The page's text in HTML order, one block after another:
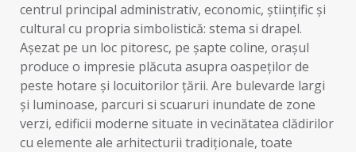
centrul principal administrativ, economic, științific și
cultural cu propria simbolistică: stema si drapel.
Așezat pe un loc pitoresc, pe șapte coline, orașul
produce o impresie plăcuta asupra oaspeților de
peste hotare și locuitorilor țării. Are bulevarde largi
și luminoase, parcuri si scuaruri inundate de zone
verzi, edificii moderne situate in vecinătatea clădirilor
cu elemente ale arhitecturii tradiționale, toate